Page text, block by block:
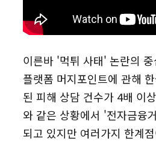
이른바 '먹튀 사태' 논란의
플랫폼 머지포인트에 관해
된 피해 상담 건수가 4배 이
와 같은 상황에서 '전자금융
되고 있지만 여러가지 한계